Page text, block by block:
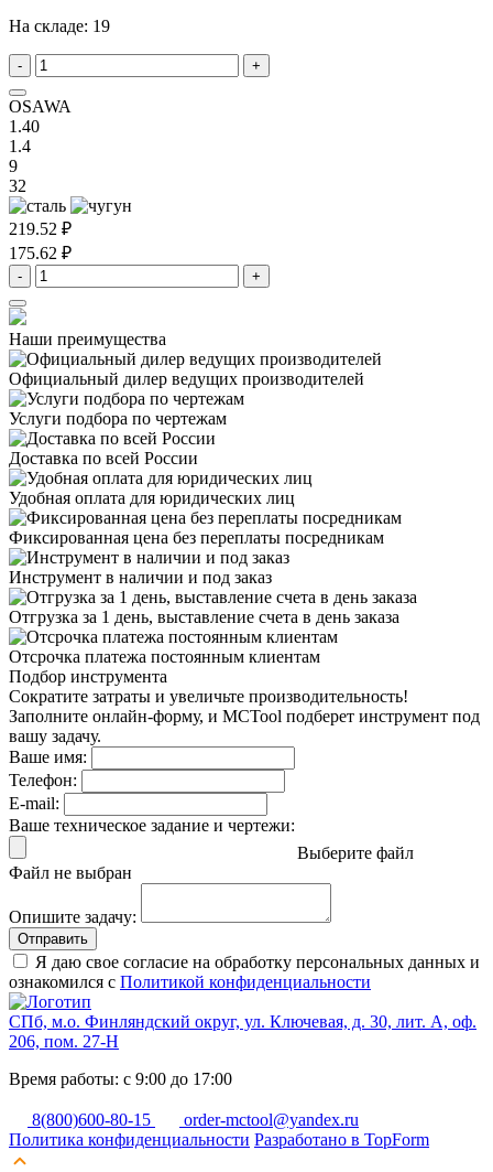
На складе: 19
- +
OSAWA
1.40
1.4
9
32
219.52 ₽
175.62 ₽
- +
Наши преимущества
Официальный дилер ведущих производителей
Услуги подбора по чертежам
Доставка по всей России
Удобная оплата для юридических лиц
Фиксированная цена без переплаты посредникам
Инструмент в наличии и под заказ
Отгрузка за 1 день, выставление счета в день заказа
Отсрочка платежа постоянным клиентам
Подбор инструмента
Сократите затраты и увеличьте производительность!
Заполните онлайн-форму, и MCTool подберет инструмент под
вашу задачу.
Ваше имя:
Телефон:
E-mail:
Ваше техническое задание и чертежи:
Выберите файл
Файл не выбран
Опишите задачу:
Отправить
Я даю свое согласие на обработку персональных данных и
ознакомился с Политикой конфиденциальности
СПб, м.о. Финляндский округ, ул. Ключевая, д. 30, лит. А, оф.
206, пом. 27-Н
Время работы: с 9:00 до 17:00
8(800)600-80-15
order-mctool@yandex.ru
Политика конфиденциальности Разработано в TopForm